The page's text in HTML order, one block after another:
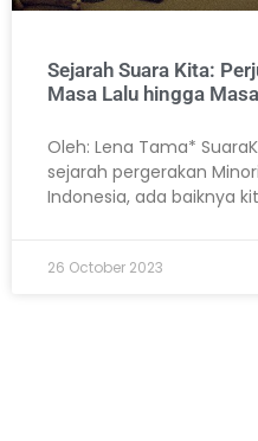
Sejarah Suara Kita:
Masa Lalu hingga
Oleh: Lena Tama*
sejarah pergerakan
Indonesia, ada baiknya
26 October 2023